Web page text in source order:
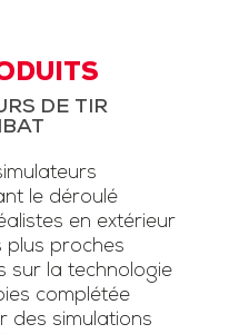
DE TIR
le déroulé
en extérieur
plus proches
sur la technologie
complétée
des simulations